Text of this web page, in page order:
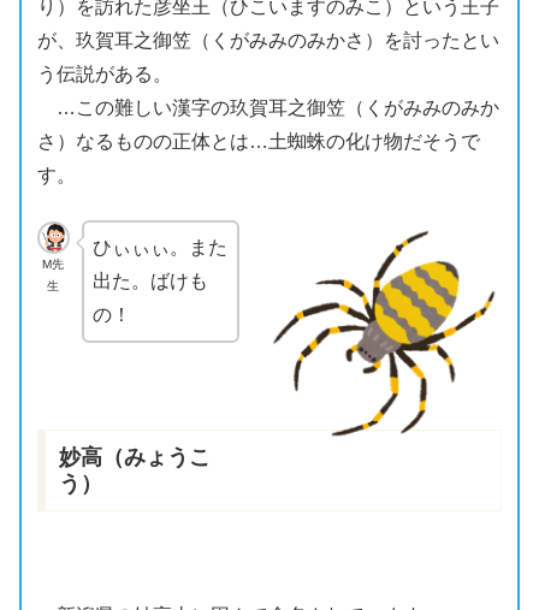
り）を訪れた彦坐王（ひこいますのみこ）という王子
が、玖賀耳之御笠（くがみみのみかさ）を討ったとい
う伝説がある。
…この難しい漢字の玖賀耳之御笠（くがみみのみか
さ）なるものの正体とは…土蜘蛛の化け物だそうで
す。
M先
生
ひぃぃぃ。また
出た。ばけも
の！
妙高（みょうこ
う）